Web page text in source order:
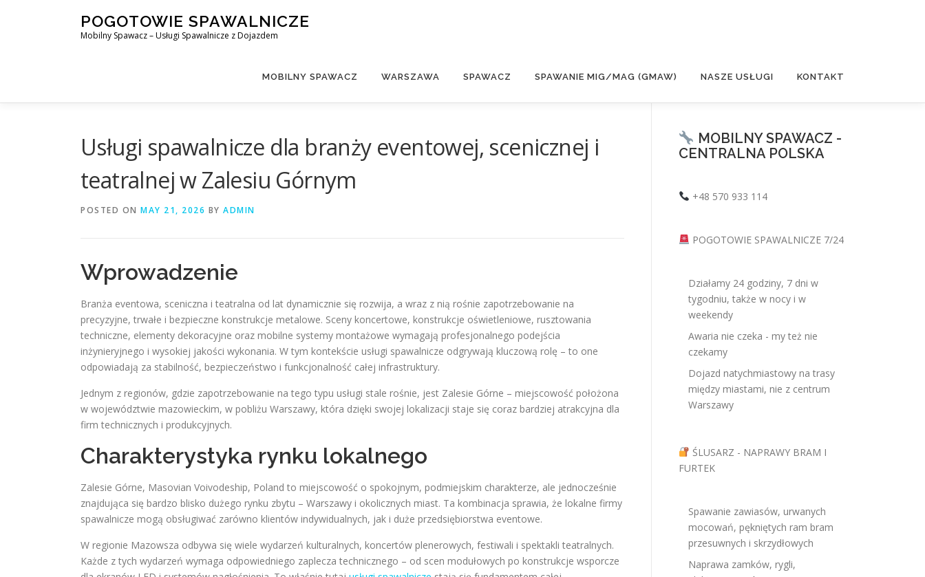
POGOTOWIE SPAWALNICZE
Mobilny Spawacz – Usługi Spawalnicze z Dojazdem
MOBILNY SPAWACZ WARSZAWA SPAWACZ SPAWANIE MIG/MAG (GMAW) NASZE USŁUGI KONTAKT
Usługi spawalnicze dla branży eventowej, scenicznej i
teatralnej w Zalesiu Górnym
POSTED ON MAY 21, 2026 BY ADMIN
Wprowadzenie
Branża eventowa, sceniczna i teatralna od lat dynamicznie się rozwija, a wraz z nią rośnie zapotrzebowanie na
precyzyjne, trwałe i bezpieczne konstrukcje metalowe. Sceny koncertowe, konstrukcje oświetleniowe, rusztowania
techniczne, elementy dekoracyjne oraz mobilne systemy montażowe wymagają profesjonalnego podejścia
inżynieryjnego i wysokiej jakości wykonania. W tym kontekście usługi spawalnicze odgrywają kluczową rolę – to one
odpowiadają za stabilność, bezpieczeństwo i funkcjonalność całej infrastruktury.
Jednym z regionów, gdzie zapotrzebowanie na tego typu usługi stale rośnie, jest Zalesie Górne – miejscowość położona
w województwie mazowieckim, w pobliżu Warszawy, która dzięki swojej lokalizacji staje się coraz bardziej atrakcyjna dla
firm technicznych i produkcyjnych.
Charakterystyka rynku lokalnego
Zalesie Górne, Masovian Voivodeship, Poland to miejscowość o spokojnym, podmiejskim charakterze, ale jednocześnie
znajdująca się bardzo blisko dużego rynku zbytu – Warszawy i okolicznych miast. Ta kombinacja sprawia, że lokalne firmy
spawalnicze mogą obsługiwać zarówno klientów indywidualnych, jak i duże przedsiębiorstwa eventowe.
W regionie Mazowsza odbywa się wiele wydarzeń kulturalnych, koncertów plenerowych, festiwali i spektakli teatralnych.
Każde z tych wydarzeń wymaga odpowiedniego zaplecza technicznego – od scen modułowych po konstrukcje wsporcze
MOBILNY SPAWACZ -
CENTRALNA POLSKA
+48 570 933 114
POGOTOWIE SPAWALNICZE 7/24
Działamy 24 godziny, 7 dni w
tygodniu, także w nocy i w
weekendy
Awaria nie czeka - my też nie
czekamy
Dojazd natychmiastowy na trasy
między miastami, nie z centrum
Warszawy
ŚLUSARZ - NAPRAWY BRAM I
FURTEK
Spawanie zawiasów, urwanych
mocowań, pękniętych ram bram
przesuwnych i skrzydłowych
Naprawa zamków, rygli,